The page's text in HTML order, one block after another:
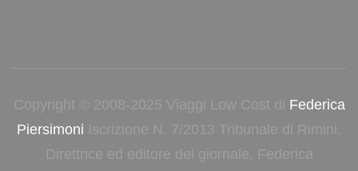
Copyright © 2008-2025 Viaggi Low Cost di Federica
Piersimoni Iscrizione N. 7/2013 Tribunale di Rimini.
Direttrice ed editore del giornale, Federica